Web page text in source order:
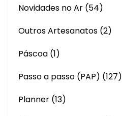
Novidades no Ar (54)
Outros Artesanatos (2)
Páscoa (1)
Passo a passo (PAP) (127)
Planner (13)